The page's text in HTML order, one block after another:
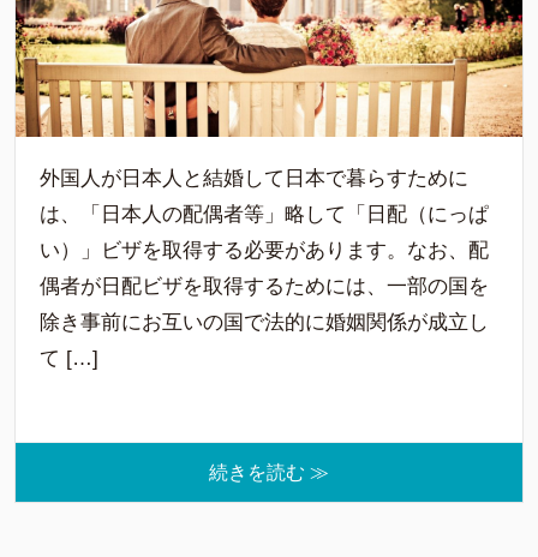
外国人が日本人と結婚して日本で暮らすために
は、「日本人の配偶者等」略して「日配（にっぱ
い）」ビザを取得する必要があります。なお、配
偶者が日配ビザを取得するためには、一部の国を
除き事前にお互いの国で法的に婚姻関係が成立し
て […]
続きを読む ≫